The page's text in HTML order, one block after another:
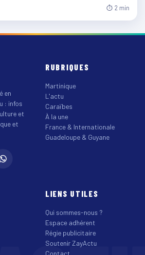
⏱ 2 min
en
: infos
et
et
RUBRIQUES
Martinique
L'actu
Caraïbes
À la une
France & Internationale
Guadeloupe & Guyane
LIENS UTILES
Qui sommes-nous ?
Espace adhérent
Régie publicitaire
Soutenir ZayActu
Contact